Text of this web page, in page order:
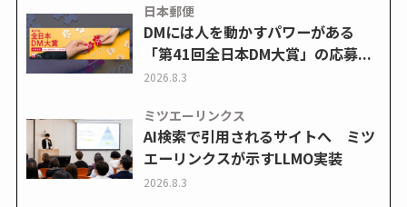
日本郵便
DMには人を動かすパワーがある
「第41回全日本DM大賞」の応募...
2026.8.3
ミツエーリンクス
AI検索で引用されるサイトへ ミツ
エーリンクスが示すLLMO実装
2026.8.3